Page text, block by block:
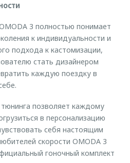
3 полностью понимает
к индивидуальности и
подхода к кастомизации,
стать дизайнером
каждую поездку в
позволяет каждому
в персонализацию
себя настоящим
скорости OMODA 3
гоночный комплект